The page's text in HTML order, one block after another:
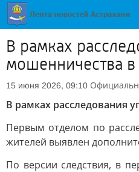
В рамках
мошенничества
15 июня 2026, 09:10
В рамках расследования
Первым отделом по
жителей выявлен
По версии следствия, в